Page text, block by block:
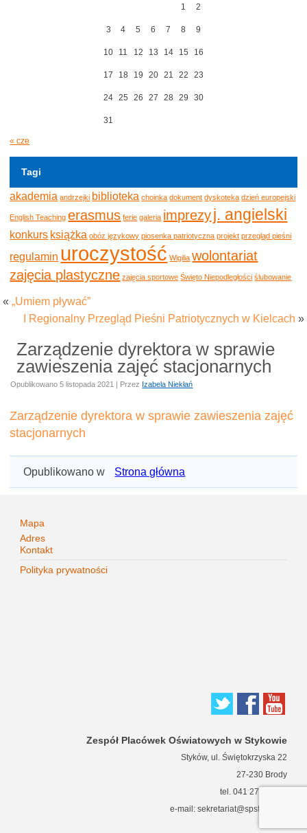
1 2
3 4 5 6 7 8 9
10 11 12 13 14 15 16
17 18 19 20 21 22 23
24 25 26 27 28 29 30
31
« cze
Tagi
akademia andrzejki biblioteka choinka dokument dyskoteka dzień europejski
English Teaching erasmus ferie galeria imprezyj. angielski
konkurs książka obóz językowy piosenka patriotyczna projekt przegląd pieśni
regulamin uroczystość Wigilia wolontariat
zajęcia plastyczne zajęcia sportowe Święto Niepodległości ślubowanie
«„Umiem pływać”
I Regionalny Przegląd Pieśni Patriotycznych w Kielcach »
Zarządzenie dyrektora w sprawie
zawieszenia zajęć stacjonarnych
Opublikowano 5 listopada 2021 | Przez Izabela Niekłań
Zarządzenie dyrektora w sprawie zawieszenia zajęć
stacjonarnych
Opublikowano w Strona główna
Mapa
Adres
Kontakt
Polityka prywatności
Zespół Placówek Oświatowych w Stykowie
Styków, ul. Świętokrzyska 22
27-230 Brody
tel. 041 271 63 66
e-mail: sekretariat@spstykow.pl